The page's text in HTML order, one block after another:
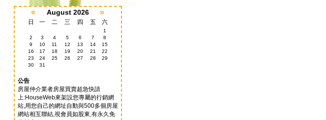
« August 2026 »
日 一 二 三 四 五 六
1
2
3 4 5 6 7
8
9
10 11 12 13 14
15
16
17 18 19 20 21
22
23
24 25 26 27 28
29
30
31
公告
房屋仲介業者房屋買賣超急快請
上:HouseWeb來架設您專屬的行銷網
站,用您自己的網址自動與500多個房屋
網站相互聯結,視會員如股東,有永久免